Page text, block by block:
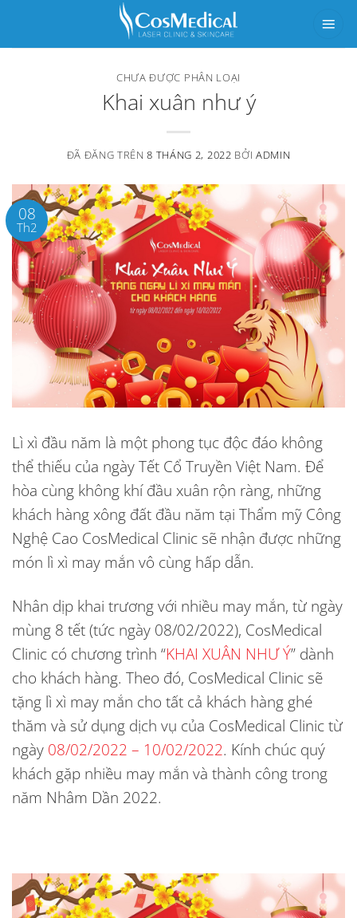
CHƯA ĐƯỢC PHÂN LOẠI
Khai xuân như ý
ĐÃ ĐĂNG TRÊN8 THÁNG 2, 2022 BỞI ADMIN
08
Th2
Lì xì đầu năm là một phong tục độc đáo không
thể thiếu của ngày Tết Cổ Truyền Việt Nam. Để
hòa cùng không khí đầu xuân rộn ràng, những
khách hàng xông đất đầu năm tại Thẩm mỹ Công
Nghệ Cao CosMedical Clinic sẽ nhận được những
món lì xì may mắn vô cùng hấp dẫn.
Nhân dịp khai trương với nhiều may mắn, từ ngày
mùng 8 tết (tức ngày 08/02/2022), CosMedical
Clinic có chương trình “KHAI XUÂN NHƯ Ý” dành
cho khách hàng. Theo đó, CosMedical Clinic sẽ
tặng lì xì may mắn cho tất cả khách hàng ghé
thăm và sử dụng dịch vụ của CosMedical Clinic từ
ngày 08/02/2022 – 10/02/2022. Kính chúc quý
khách gặp nhiều may mắn và thành công trong
năm Nhâm Dần 2022.